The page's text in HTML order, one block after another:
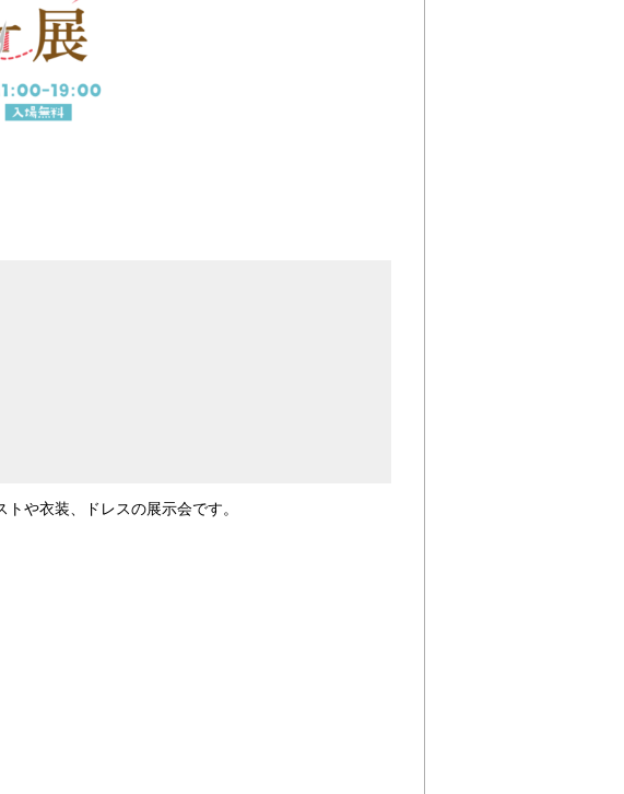
や衣装、ドレスの展示会です。